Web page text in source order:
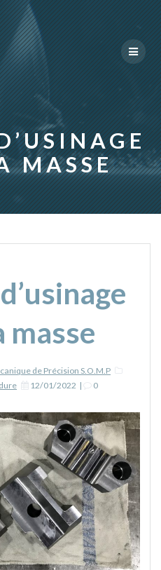
Skip
to
content
MASSE
masse
de Précision S.O.M.P
12/01/2022 | 0